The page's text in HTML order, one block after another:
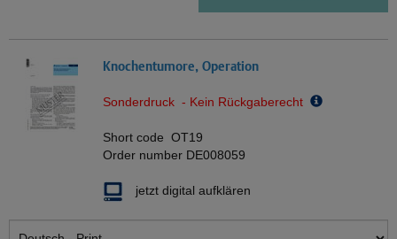
Knochentumore, Operation
Sonderdruck - Kein Rückgaberecht
Short code OT19
Order number DE008059
jetzt digital aufklären